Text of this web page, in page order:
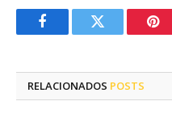
FacebookTwitter
RELACIONADOS POSTS